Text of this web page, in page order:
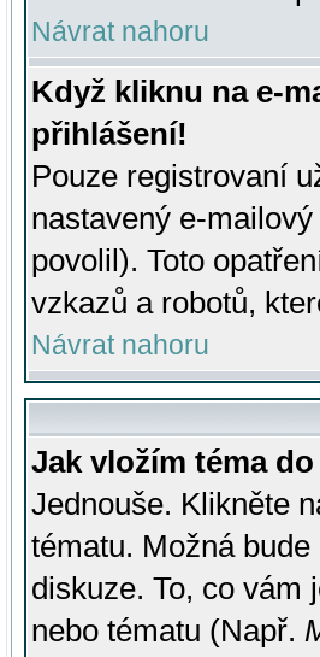
Návrat nahoru
Když kliknu na e-
přihlášení!
Pouze registrovaní
nastavený e-
povolil). Toto
vzkazů a robotů,
Návrat nahoru
Jak vložím téma
Jednouše. Klikněte
tématu. Možná
diskuze. To, co vám
nebo tématu (Např.